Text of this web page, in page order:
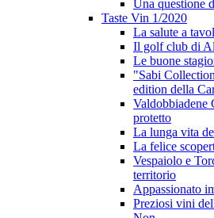
Una questione
Taste Vin 1/2020
La salute a
Il golf club di
Le buone
"Sabi
edition della
Valdobbiadene
protetto
La lunga vita
La felice
Vespaiolo e
territorio
Appassionato
Preziosi vini